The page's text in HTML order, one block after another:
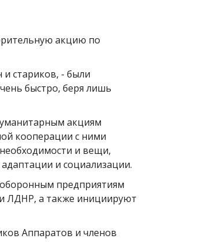
акцию по
стариков, - были
быстро, беря лишь
акциям
кооперации с ними
и вещи,
и социализации.
предприятиям
ЛДНР, а также инициируют
Аппаратов и членов